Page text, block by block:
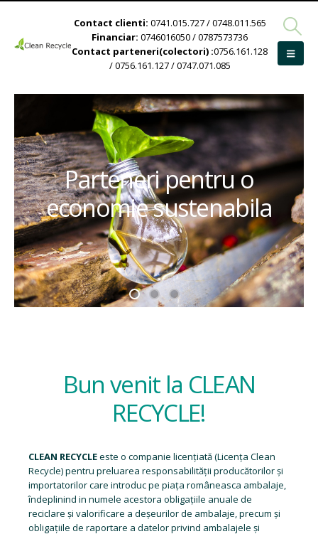
Contact clienti: 0741.015.727 / 0748.011.565
Financiar: 0746016050 / 0787573736
Contact parteneri(colectori) :0756.161.128
/ 0756.161.127 / 0747.071.085
Parteneri pentru o
economie sustenabila
Bun venit la CLEAN
RECYCLE!
CLEAN RECYCLEeste o companie licențiată (Licența Clean
Recycle) pentru preluarea responsabilității producătorilor și
importatorilor care introduc pe piața româneasca ambalaje,
îndeplinind in numele acestora obligațiile anuale de
reciclare și valorificare a deșeurilor de ambalaje, precum și
obligațiile de raportare a datelor privind ambalajele și